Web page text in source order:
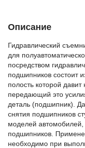
Описание
Гидравлический
для
посредством
подшипников состоит
полость которой
передающий это
деталь (подшипник).
снятия подшипников
моделей автомобилей,
подшипников.
необходимо при